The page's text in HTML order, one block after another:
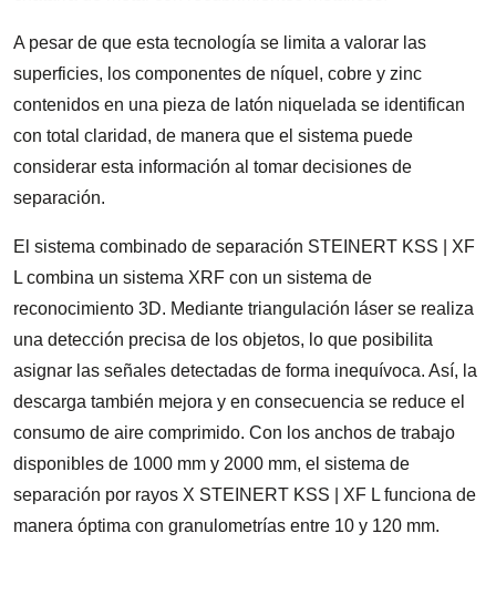
A pesar de que esta tecnología se limita a valorar las
superficies, los componentes de níquel, cobre y zinc
contenidos en una pieza de latón niquelada se identifican
con total claridad, de manera que el sistema puede
considerar esta información al tomar decisiones de
separación.
El sistema combinado de separación STEINERT KSS | XF
L combina un sistema XRF con un sistema de
reconocimiento 3D. Mediante triangulación láser se realiza
una detección precisa de los objetos, lo que posibilita
asignar las señales detectadas de forma inequívoca. Así, la
descarga también mejora y en consecuencia se reduce el
consumo de aire comprimido. Con los anchos de trabajo
disponibles de 1000 mm y 2000 mm, el sistema de
separación por rayos X STEINERT KSS | XF L funciona de
manera óptima con granulometrías entre 10 y 120 mm.